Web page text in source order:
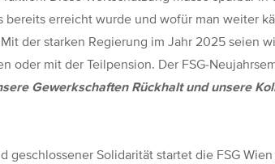
bereits erreicht wurde und wofür man weiter
der starken Regierung im Jahr 2025 seien
oder mit der Teilpension. Der FSG-
Gewerkschaften Rückhalt und unsere
geschlossener Solidarität startet die FSG